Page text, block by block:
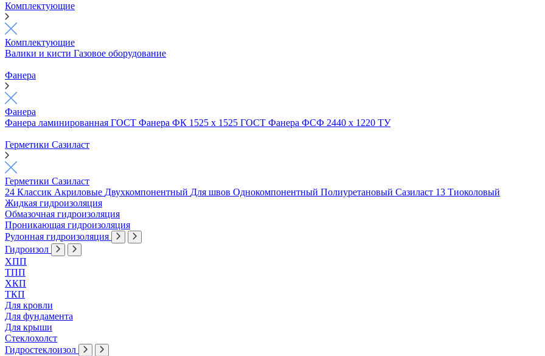
Комплектующие
Комплектующие
Валики и кисти Газовое оборудование
Фанера
Фанера
Фанера ламинированная ГОСТ Фанера ФК 1525 х 1525 ГОСТ Фанера ФСФ 2440 х 1220 ТУ
Герметики Сазиласт
Герметики Сазиласт
24 Классик Акриловые Двухкомпонентный Для швов Однокомпонентный Полиуретановый Сазиласт 13 Тиоколовый
Жидкая гидроизоляция
Обмазочная гидроизоляция
Проникающая гидроизоляция
Рулонная гидроизоляция
Гидроизол
ХПП
ТПП
ХКП
ТКП
Для кровли
Для фундамента
Для крыши
Стеклохолст
Гидростеклоизол